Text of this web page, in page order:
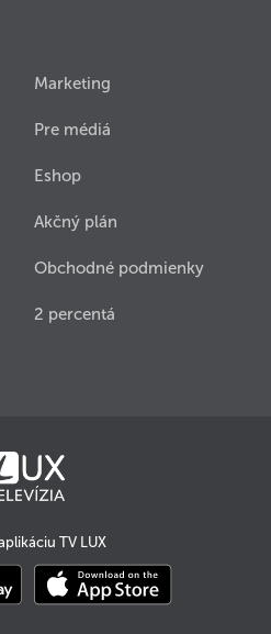
Marketing
Pre médiá
Eshop
Akčný plán
Obchodné podmienky
2 percentá
TV LUX